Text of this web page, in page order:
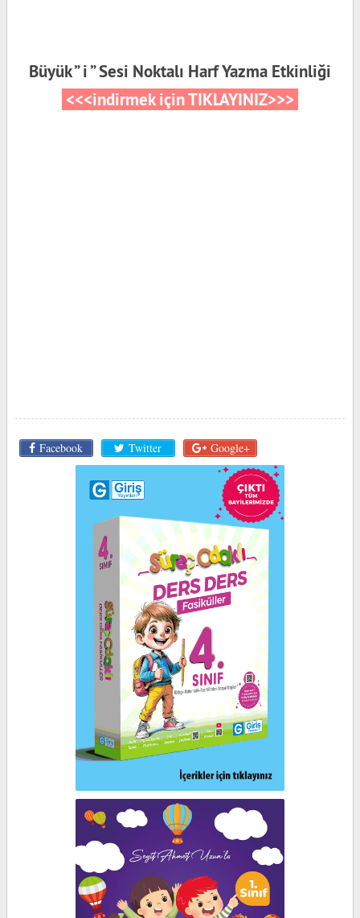
Büyük ” i ” Sesi Noktalı Harf Yazma Etkinliği
<<<indirmek için TIKLAYINIZ>>>
Facebook Twitter Google+